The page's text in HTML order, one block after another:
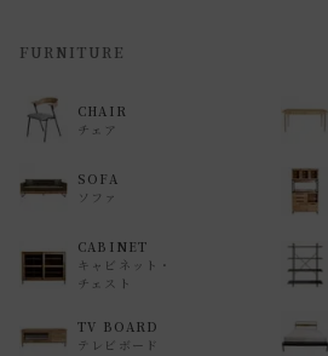
FURNITURE
CHAIR
チェア
SOFA
ソファ
CABINET
キャビネット・
チェスト
TV BOARD
テレビボード